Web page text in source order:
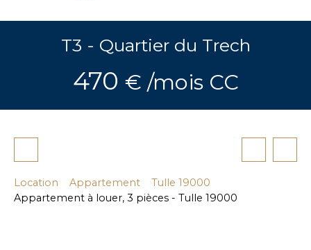
T3 - Quartier du Trech
470 € /mois CC
Location Appartement
Tulle 19000
Appartement à louer, 3 pièces - Tulle 19000